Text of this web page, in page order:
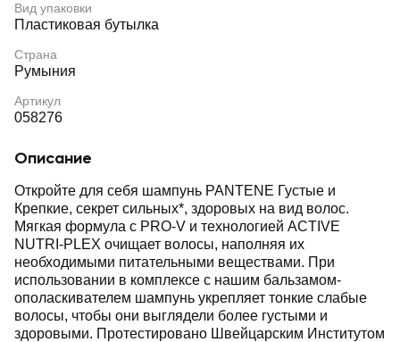
Вид упаковки
Пластиковая бутылка
Страна
Румыния
Артикул
058276
Описание
Откройте для себя шампунь PANTENE Густые и
Крепкие, секрет сильных*, здоровых на вид волос.
Мягкая формула с PRO-V и технологией ACTIVE
NUTRI-PLEX очищает волосы, наполняя их
необходимыми питательными веществами. При
использовании в комплексе с нашим бальзамом-
ополаскивателем шампунь укрепляет тонкие слабые
волосы, чтобы они выглядели более густыми и
здоровыми. Протестировано Швейцарским Институтом